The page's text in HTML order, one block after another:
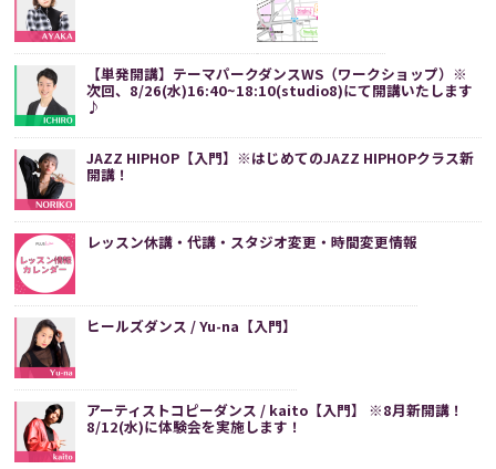
【単発開講】テーマパークダンスWS（ワークショップ）※
次回、8/26(水)16:40~18:10(studio8)にて開講いたします
♪
JAZZ HIPHOP【入門】※はじめてのJAZZ HIPHOPクラス新
開講！
レッスン休講・代講・スタジオ変更・時間変更情報
ヒールズダンス / Yu-na【入門】
アーティストコピーダンス / kaito【入門】 ※8月新開講！
8/12(水)に体験会を実施します！